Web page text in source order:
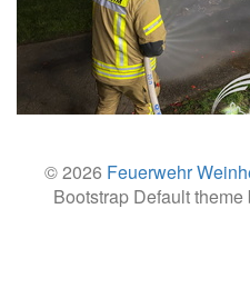
© 2026 Feuerwehr
Bootstrap Default theme